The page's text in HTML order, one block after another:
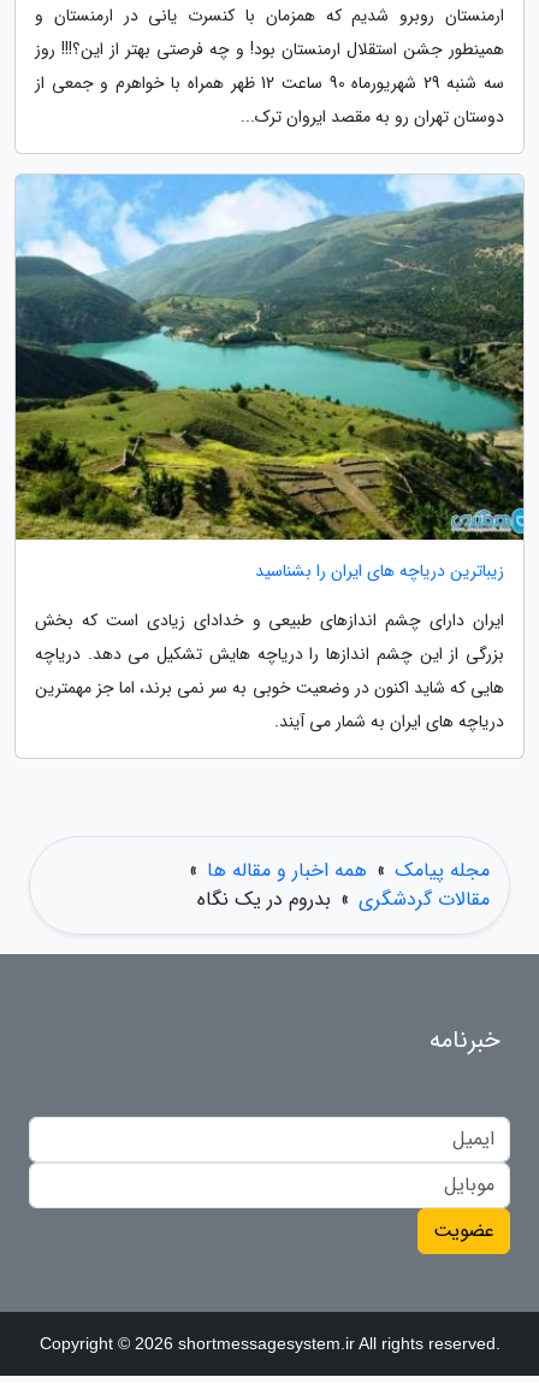
ارمنستان روبرو شدیم که همزمان با کنسرت یانی در ارمنستان و
همینطور جشن استقلال ارمنستان بود! و چه فرصتی بهتر از این؟!!! روز
سه شنبه 29 شهریورماه 90 ساعت 12 ظهر همراه با خواهرم و جمعی از
دوستان تهران رو به مقصد ایروان ترک...
زیباترین دریاچه های ایران را بشناسید
ایران دارای چشم اندازهای طبیعی و خدادای زیادی است که بخش
بزرگی از این چشم اندازها را دریاچه هایش تشکیل می دهد. دریاچه
هایی که شاید اکنون در وضعیت خوبی به سر نمی برند، اما جز مهمترین
دریاچه های ایران به شمار می آیند.
مجله پیامک » همه اخبار و مقاله ها »
مقالات گردشگری » بدروم در یک نگاه
خبرنامه
عضویت
Copyright © 2026 shortmessagesystem.ir All rights reserved.